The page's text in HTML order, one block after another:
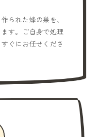
られた蜂の巣を、
す。ご自身で処理
ぐにお任せくださ